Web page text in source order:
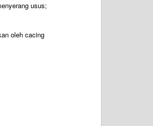
usus;
oleh cacing